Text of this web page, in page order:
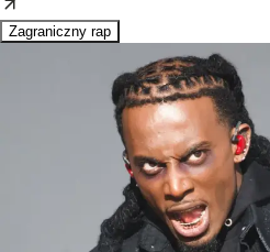
Zagraniczny rap